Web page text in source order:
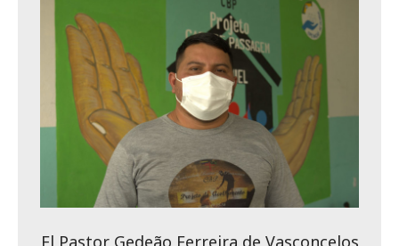
El Pastor Gedeão Ferreira de Vasconcelos